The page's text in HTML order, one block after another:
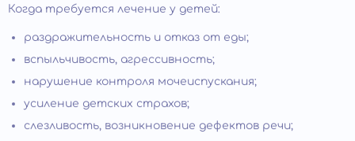
Когда требуется лечение у детей:
раздражительность и отказ от еды;
вспыльчивость, агрессивность;
нарушение контроля мочеиспускания;
усиление детских страхов;
слезливость, возникновение дефектов речи;